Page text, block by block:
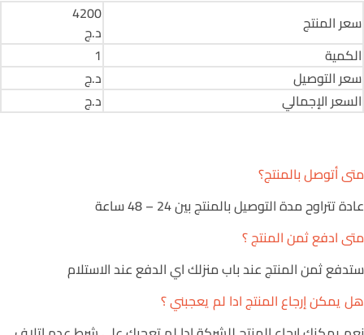
سعر المنتج
4200
د.ج
الكمية
1
سعر التوصيل
د.ج
السعر الإجمالي
د.ج
متى أتوصل بالمنتج؟
عادة تتراوح مدة التوصيل بالمنتج بين 24 – 48 ساعة
متى ادفع ثمن المنتج ؟
ستدفع ثمن المنتج عند باب منزلك اي الدفع عند الاستلام
هل يمكن إرجاع المنتج ادا لم يعجبني ؟